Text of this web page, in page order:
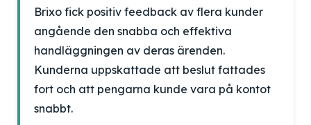
Brixo fick positiv feedback av flera kunder
angående den snabba och effektiva
handläggningen av deras ärenden.
Kunderna uppskattade att beslut fattades
fort och att pengarna kunde vara på kontot
snabbt.